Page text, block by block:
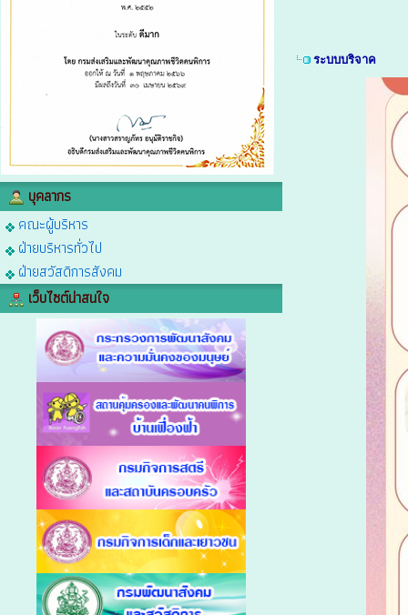
บุคลากร
คณะผู้บริหาร
ฝ่ายบริหารทั่วไป
ฝ่ายสวัสดิการสังคม
เว็บไซต์น่าสนใจ
ระบบบริจาค